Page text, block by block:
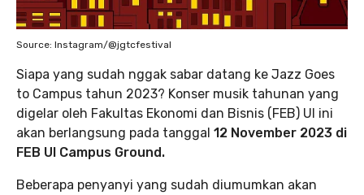
Source: Instagram/@jgtcfestival
Siapa yang sudah nggak sabar datang ke Jazz Goes
to Campus tahun 2023? Konser musik tahunan yang
digelar oleh Fakultas Ekonomi dan Bisnis (FEB) UI ini
akan berlangsung pada tanggal 12 November 2023 di
FEB UI Campus Ground.
Beberapa penyanyi yang sudah diumumkan akan